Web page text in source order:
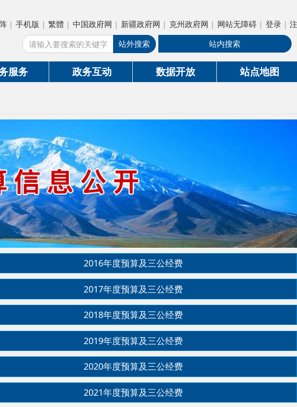
繁體 | 中国政府网| 新疆政府网| 克州政府网 | 网站无障碍| 登录| 注册
政务互动 数据开放 站点地图
站外搜索 站内搜索
2016年度预算及三公经费
2017年度预算及三公经费
2018年度预算及三公经费
2019年度预算及三公经费
2020年度预算及三公经费
2021年度预算及三公经费
2022年度预算及三公经费
2023年度预算及三公经费